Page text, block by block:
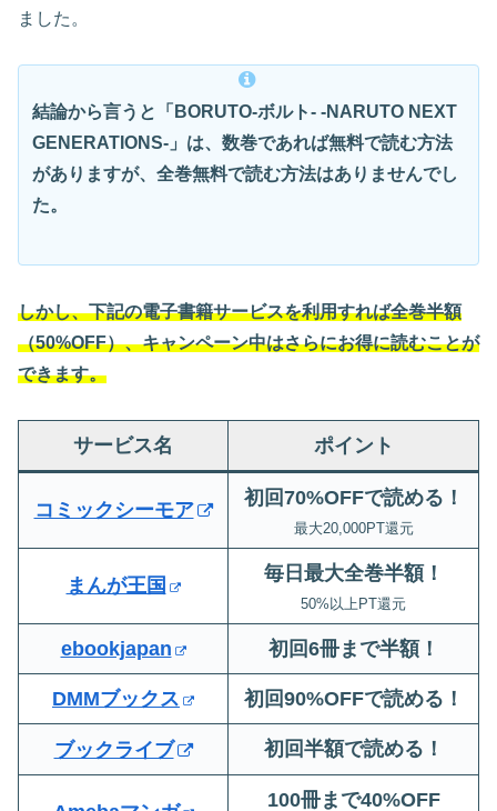
ました。
結論から言うと「BORUTO-ボルト- -NARUTO NEXT
GENERATIONS-」は、数巻であれば無料で読む方法
がありますが、全巻無料で読む方法はありませんでし
た。
しかし、下記の電子書籍サービスを利用すれば全巻半額
（50%OFF）、キャンペーン中はさらにお得に読むことが
できます。
サービス名 ポイント
コミックシーモア
初回70%OFFで読める！
最大20,000PT還元
まんが王国
毎日最大全巻半額！
50%以上PT還元
ebookjapan 初回6冊まで半額！
DMMブックス 初回90%OFFで読める！
ブックライブ 初回半額で読める！
100冊まで40%OFF